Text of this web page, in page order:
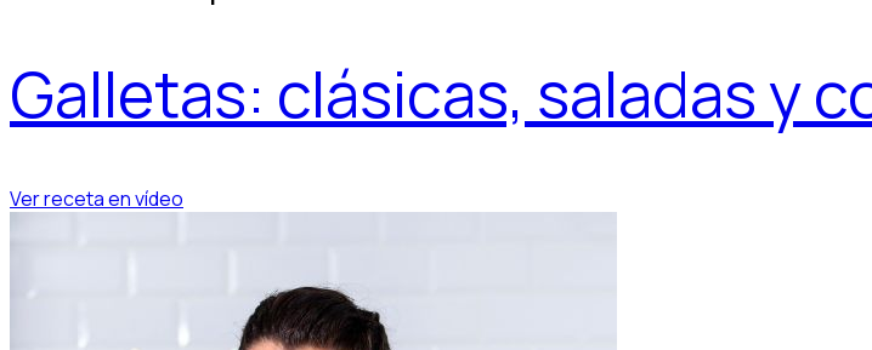
Galletas: clásicas, saladas y
Ver receta en vídeo